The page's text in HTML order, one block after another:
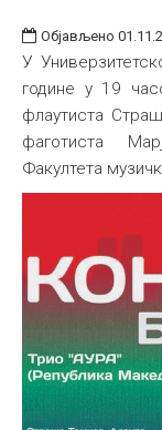
Објављено
У
године у 19
флаутиста
фаготиста
Факултета